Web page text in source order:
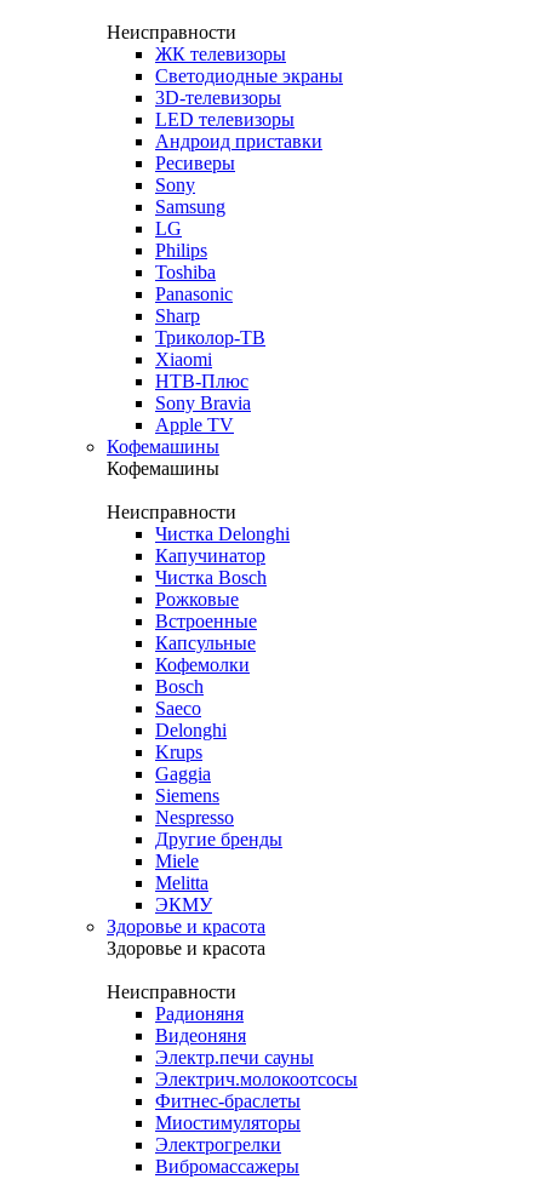
Неисправности
ЖК телевизоры
Светодиодные экраны
3D-телевизоры
LED телевизоры
Андроид приставки
Ресиверы
Sony
Samsung
LG
Philips
Toshiba
Panasonic
Sharp
Триколор-ТВ
Xiaomi
НТВ-Плюс
Sony Bravia
Apple TV
Кофемашины
Кофемашины
Неисправности
Чистка Delonghi
Капучинатор
Чистка Bosch
Рожковые
Встроенные
Капсульные
Кофемолки
Bosch
Saeco
Delonghi
Krups
Gaggia
Siemens
Nespresso
Другие бренды
Miele
Melitta
ЭКМУ
Здоровье и красота
Здоровье и красота
Неисправности
Радионяня
Видеоняня
Электр.печи сауны
Электрич.молокоотсосы
Фитнес-браслеты
Миостимуляторы
Электрогрелки
Вибромассажеры